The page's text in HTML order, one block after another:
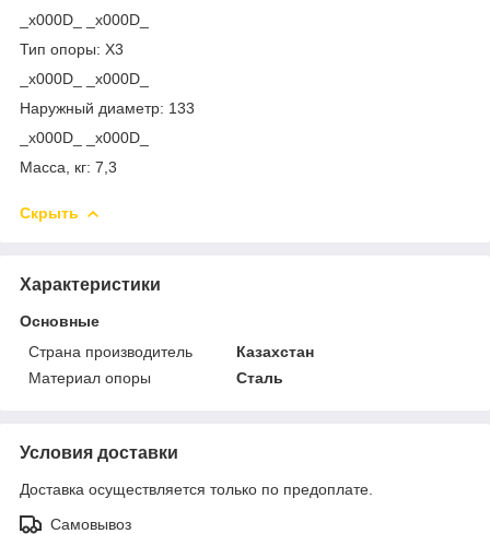
_x000D_ _x000D_
Тип опоры: Х3
_x000D_ _x000D_
Наружный диаметр: 133
_x000D_ _x000D_
Масса, кг: 7,3
Скрыть
Характеристики
Основные
Страна производитель
Казахстан
Материал опоры
Сталь
Условия доставки
Доставка осуществляется только по предоплате.
Самовывоз